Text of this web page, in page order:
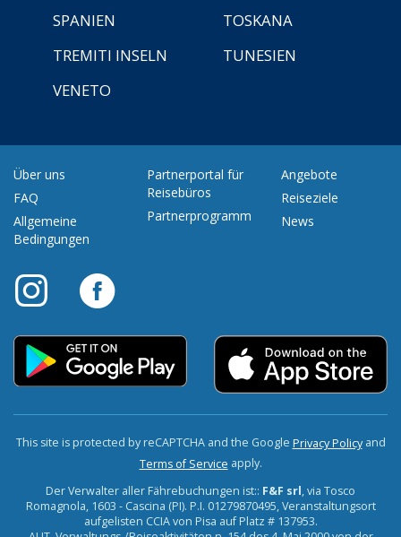
SPANIEN
TOSKANA
TREMITI INSELN
TUNESIEN
VENETO
Über uns
FAQ
Allgemeine
Bedingungen
Partnerportal für
Reisebüros
Partnerprogramm
Angebote
Reiseziele
News
This site is protected by reCAPTCHA and the Google Privacy Policyand
Terms of Service apply.
Der Verwalter aller Fährebuchungen ist:: F&F srl, via Tosco
Romagnola, 1603 - Cascina (PI). P.I. 01279870495, Veranstaltungsort
aufgelisten CCIA von Pisa auf Platz # 137953.